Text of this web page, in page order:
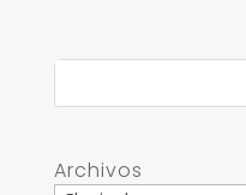
Archivos